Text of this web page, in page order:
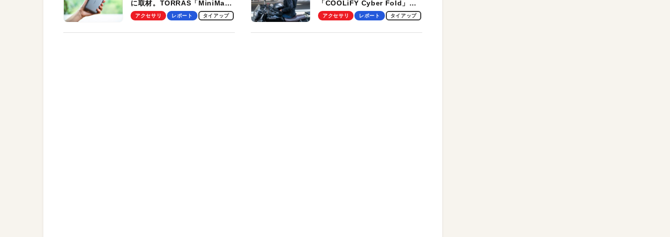
に取材。TORRAS「MiniMag
Pro」の実機レビューも
アクセサリ レポート タイアップ
「COOLiFY Cyber Fold」レ
ビュー。冷却の速さ、密着する
性がグッド！
アクセサリ レポート タイアップ